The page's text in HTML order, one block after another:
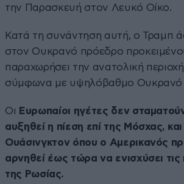
την Παρασκευή στον Λευκό Οίκο.
Κατά τη συνάντηση αυτή, ο Τραμπ
στον Ουκρανό πρόεδρο
παραχωρήσει την ανατολική
σύμφωνα με υψηλόβαθμο Ουκρανό
Οι Ευρωπαίοι ηγέτες δεν
αυξηθεί η πίεση επί της Μόσχας,
Ουάσινγκτον όπου ο Αμερικανός
αρνηθεί έως τώρα να ενισχύσει
της Ρωσίας.